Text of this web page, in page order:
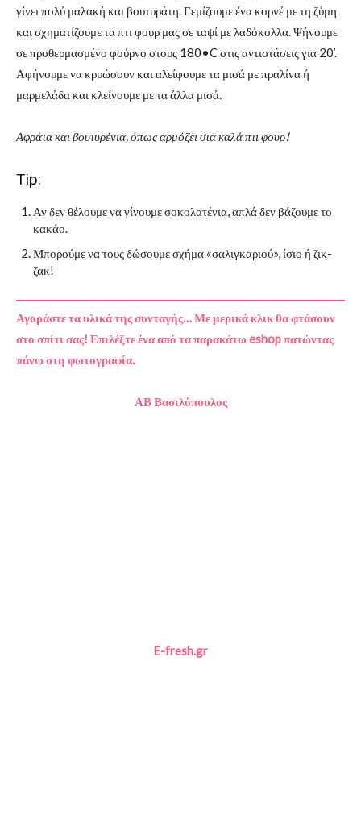
γίνει πολύ μαλακή και βουτυράτη. Γεμίζουμε ένα κορνέ με τη ζύμη
και σχηματίζουμε τα πτι φουρ μας σε ταψί με λαδόκολλα. Ψήνουμε
σε προθερμασμένο φούρνο στους 180•C στις αντιστάσεις για 20’.
Αφήνουμε να κρυώσουν και αλείφουμε τα μισά με πραλίνα ή
μαρμελάδα και κλείνουμε με τα άλλα μισά.
Αφράτα και βουτυρένια, όπως αρμόζει στα καλά πτι φουρ!
Tip:
Αν δεν θέλουμε να γίνουμε σοκολατένια, απλά δεν βάζουμε το
κακάο.
Μπορούμε να τους δώσουμε σχήμα «σαλιγκαριού», ίσιο ή ζικ-
ζακ!
Αγοράστε τα υλικά της συνταγής… Με μερικά κλικ θα φτάσουν
στο σπίτι σας! Επιλέξτε ένα από τα παρακάτω eshop πατώντας
πάνω στη φωτογραφία.
ΑΒ Βασιλόπουλος
E-fresh.gr